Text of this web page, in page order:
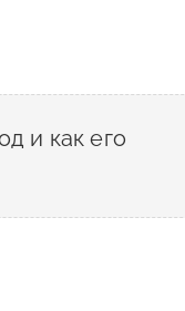
и как его